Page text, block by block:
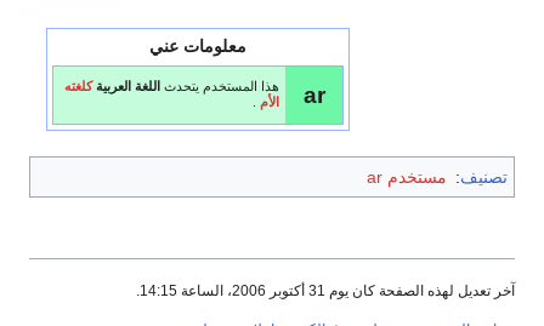
معلومات عني
ar هذا المستخدم يتحدث اللغة العربية كلغته
الأم
تصنيف: مستخدم ar
آخر تعديل لهذه الصفحة كان يوم 31 أكتوبر 2006، الساعة 14:15.